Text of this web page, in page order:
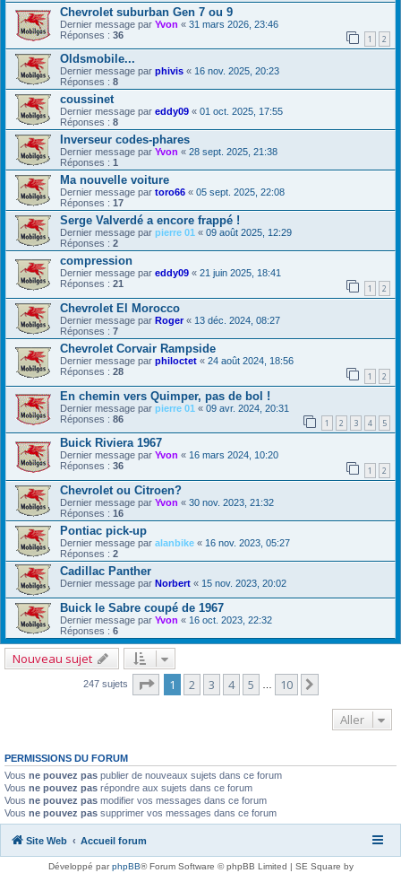
Chevrolet suburban Gen 7 ou 9
Dernier message par Yvon « 31 mars 2026, 23:46
Réponses : 36 1 2
Oldsmobile...
Dernier message par phivis « 16 nov. 2025, 20:23
Réponses : 8
coussinet
Dernier message par eddy09 « 01 oct. 2025, 17:55
Réponses : 8
Inverseur codes-phares
Dernier message par Yvon « 28 sept. 2025, 21:38
Réponses : 1
Ma nouvelle voiture
Dernier message par toro66 « 05 sept. 2025, 22:08
Réponses : 17
Serge Valverdé a encore frappé !
Dernier message par pierre 01 « 09 août 2025, 12:29
Réponses : 2
compression
Dernier message par eddy09 « 21 juin 2025, 18:41
Réponses : 21 1 2
Chevrolet El Morocco
Dernier message par Roger« 13 déc. 2024, 08:27
Réponses : 7
Chevrolet Corvair Rampside
Dernier message par philoctet « 24 août 2024, 18:56
Réponses : 28 1 2
En chemin vers Quimper, pas de bol !
Dernier message par pierre 01 « 09 avr. 2024, 20:31
Réponses : 86 1 2 3 4 5
Buick Riviera 1967
Dernier message par Yvon « 16 mars 2024, 10:20
Réponses : 36 1 2
Chevrolet ou Citroen?
Dernier message par Yvon « 30 nov. 2023, 21:32
Réponses : 16
Pontiac pick-up
Dernier message par alanbike « 16 nov. 2023, 05:27
Réponses : 2
Cadillac Panther
Dernier message par Norbert « 15 nov. 2023, 20:02
Buick le Sabre coupé de 1967
Dernier message par Yvon « 16 oct. 2023, 22:32
Réponses : 6
Nouveau sujet
247 sujets Page 1sur
1 2 3 4 5 10
Aller
PERMISSIONS DU FORUM
Vous ne pouvez pas publier de nouveaux sujets dans ce forum
Vous ne pouvez pas répondre aux sujets dans ce forum
Vous ne pouvez pas modifier vos messages dans ce forum
Vous ne pouvez pas supprimer vos messages dans ce forum
Site Web Accueil forum
Développé parphpBB® Forum Software © phpBB Limited | SE Square by